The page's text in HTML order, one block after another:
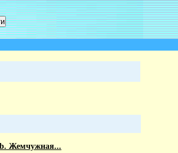
Жемчужная...